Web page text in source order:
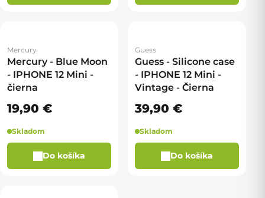
Mercury
Mercury - Blue Moon
- IPHONE 12 Mini -
čierna
19,90 €
Skladom
Do košíka
Guess
Guess - Silicone case
- IPHONE 12 Mini -
Vintage - Čierna
39,90 €
Skladom
Do košíka